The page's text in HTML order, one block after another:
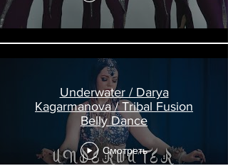
Underwater / Darya
Kagarmanova / Tribal Fusion
Belly Dance
Смотреть